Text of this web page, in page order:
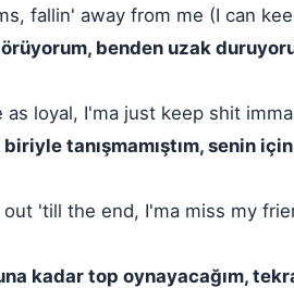
fallin' away from me (I can
benden uzak
as loyal, I'ma just keep shit
tanışmamıştım, senin
out 'till the end, I'ma miss my
kadar top oynayacağım,